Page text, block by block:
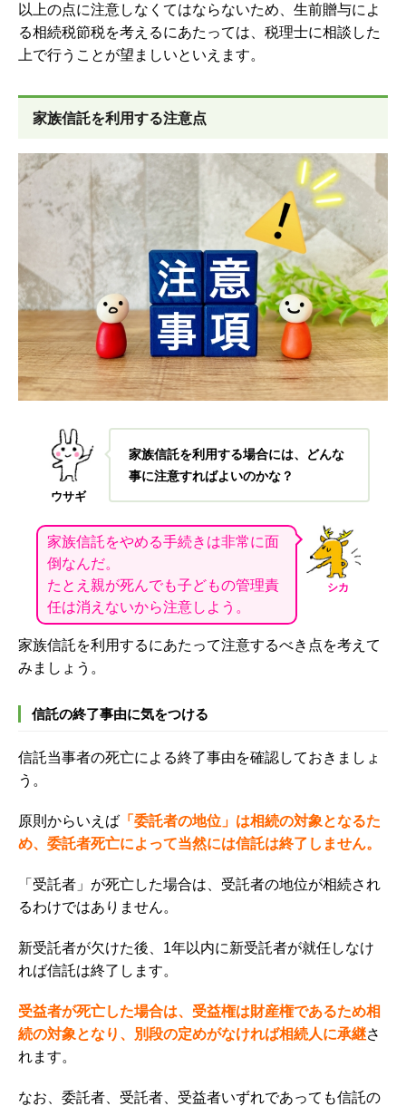
以上の点に注意しなくてはならないため、 生前贈与によ
る相続税節税を考えるにあたっては、税理士に相談した
上で行うことが望ましいといえます。
家族信託を利用する注意点
ウサギ
家族信託を利用する場合には、どんな
事に注意すればよいのかな？
シカ
家族信託をやめる手続きは非常に面
倒なんだ。
たとえ親が死んでも子どもの管理責
任は消えないから注意しよう。
家族信託を利用するにあたって注意するべき点を考えて
みましょう。
信託の終了事由に気をつける
信託当事者の死亡による終了事由を確認しておきましょ
う。
原則からいえば 「委託者の地位」は相続の対象となるた
め、委託者死亡によって当然には信託は終了しません。
「受託者」が死亡した場合は、受託者の地位が相続され
るわけではありません。
新受託者が欠けた後、1年以内に新受託者が就任しなけ
れば信託は終了 します。
受益者が死亡した場合は、受益権は財産権であるため相
続の対象となり、
別段の定めがなければ相続人に承継さ
れます。
なお、委託者、受託者、受益者いずれであっても信託の